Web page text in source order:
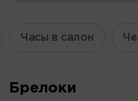
Часы в салон
Брелоки